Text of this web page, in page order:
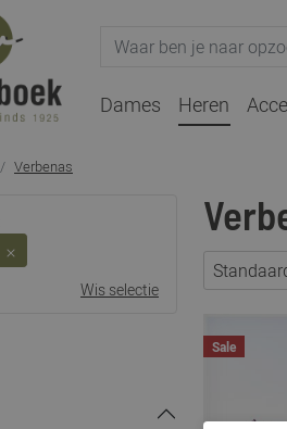
Dames Heren
Verbenas
Wis selectie
Sale